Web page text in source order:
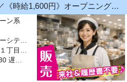
【江東区】＼派遣社員★／《時給1,600円》オープニング募集◎濃厚チーズスイーツの試食案内・ダイバーシティ東京#接客経験◎レジなし×20〜40代女性活躍中!
ン系
最寄駅：ザ・台場（ダイバーシティ東京プラザ） ＊ゆりかもめ「台場」駅より徒歩5分 ＊りんかい線「東京テレポート」駅より徒歩3分
勤務地：東京都江東区青海１丁目１−１０
シフト：早番9：30〜18：30 遅番11：30〜20：30